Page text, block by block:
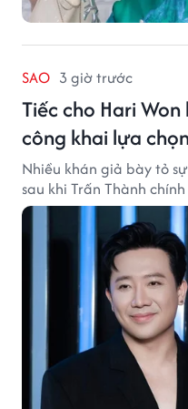
SAO 3 giờ trước
Tiếc cho Hari
công khai lựa
Nhiều khán giả bày tỏ
sau khi Trấn Thành